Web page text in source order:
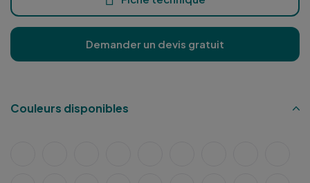
Demander un devis gratuit
Couleurs disponibles